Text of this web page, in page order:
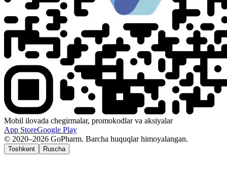
Mobil ilovada chegirmalar, promokodlar va aksiyalar
App StoreGoogle Play
© 2020–2026 GoPharm. Barcha huquqlar himoyalangan.
Toshkent Ruscha